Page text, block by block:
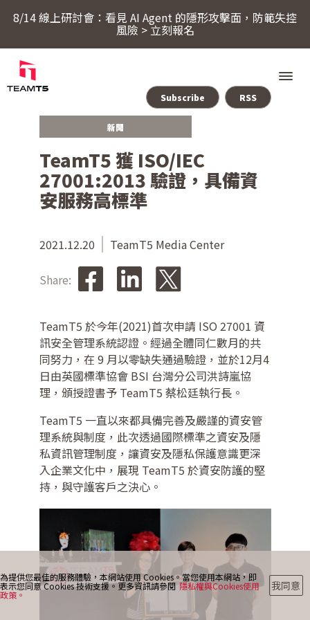
8/14 線上研討會：看見 AI Agent 的隱形攻擊面，防範失控
風險 > 立刻報名
產業方案
最新消息
聯絡我們
新聞
Subscribe RSS
TeamT5 獲 ISO/IEC
27001:2013 驗證，具備資
安服務高標準
2021.12.20 TeamT5 Media Center
Share:
TeamT5 於今年(2021)首次申請 ISO 27001 資
訊安全管理系統認證。經過全體同仁數月的共
同努力，在 9 月以零缺失通過驗證，並於12月4
日由英國標準協會 BSI 台灣分公司洪詩嵐協
理，頒授證書予 TeamT5 蔡松廷執行長。
TeamT5 一直以來都具備完善及嚴謹的資安管
理系統與制度，此次透過國際標準之資安及隱
私資訊管理制度，讓資安及隱私保護意識更深
入企業文化中，展現 TeamT5 於資安防護的堅
持，與守護客戶之決心。
為提供您最佳的服務體驗，本網站使用 Cookies。當您使用本網站，即
表示您同意 Cookies 技術支援。更多資訊請參閱 隱私權與Cookies使用
政策。
我同意